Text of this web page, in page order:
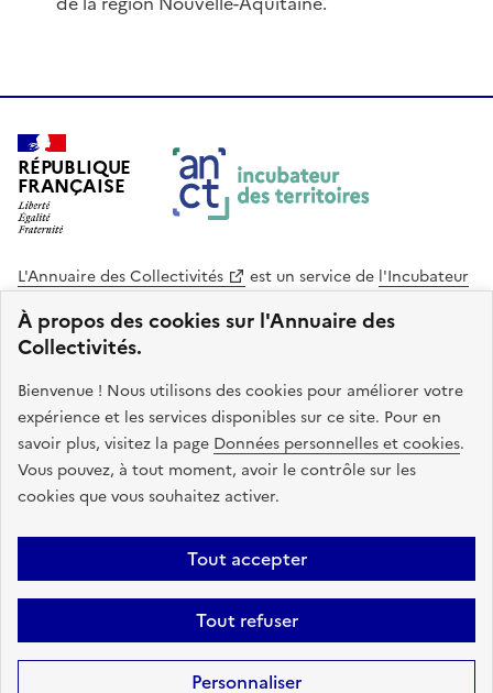
À propos des cookies sur l'Annuaire des
Collectivités.
Bienvenue ! Nous utilisons des cookies pour améliorer votre
expérience et les services disponibles sur ce site. Pour en
savoir plus, visitez la page Données personnelles et cookies.
Vous pouvez, à tout moment, avoir le contrôle sur les
cookies que vous souhaitez activer.
Tout accepter
Tout refuser
Personnaliser
RÉPUBLIQUE
FRANÇAISE
L'Annuaire des Collectivités est un service de l'Incubateur
des Territoires
Cohésion des Territoires
. Le code source de ce site web
est disponible en licence libre. Le design de ce site est conçu
avec le système de design de l’État.
legifrance.gouv.fr
info.gouv.fr
service-public.gouv.fr
data.gouv.fr
Plan du site Accessibilite : non conforme
Mentions légales
Politique de confidentialité
Gestion des cookies FAQ
Kit de
Statistiques Code source
Sauf mention contraire, tous les contenus de ce site sont sous